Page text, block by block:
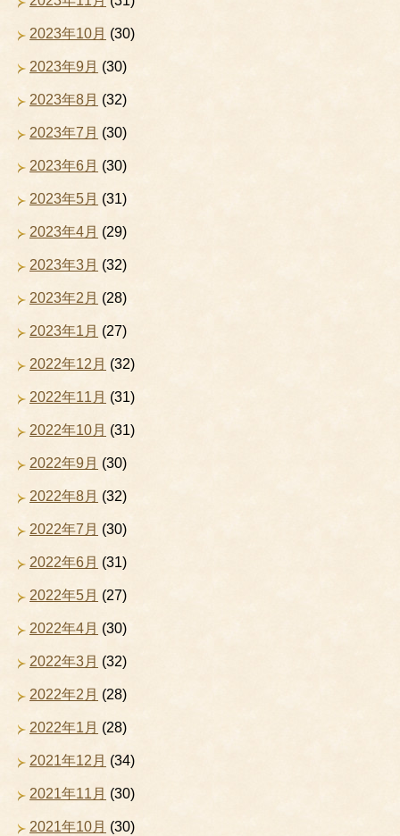
2023年10月 (30)
2023年9月 (30)
2023年8月 (32)
2023年7月 (30)
2023年6月 (30)
2023年5月 (31)
2023年4月 (29)
2023年3月 (32)
2023年2月 (28)
2023年1月 (27)
2022年12月 (32)
2022年11月 (31)
2022年10月 (31)
2022年9月 (30)
2022年8月 (32)
2022年7月 (30)
2022年6月 (31)
2022年5月 (27)
2022年4月 (30)
2022年3月 (32)
2022年2月 (28)
2022年1月 (28)
2021年12月 (34)
2021年11月 (30)
2021年10月 (30)